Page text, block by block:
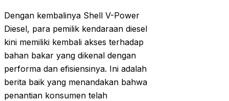
Dengan kembalinya Shell V-Power
Diesel, para pemilik kendaraan diesel
kini memiliki kembali akses terhadap
bahan bakar yang dikenal dengan
performa dan efisiensinya. Ini adalah
berita baik yang menandakan bahwa
penantian konsumen telah